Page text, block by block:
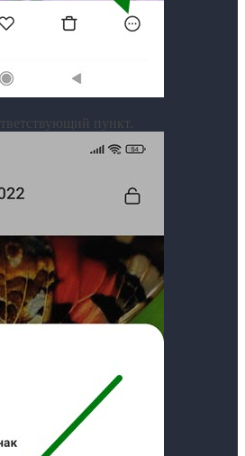
пункт.